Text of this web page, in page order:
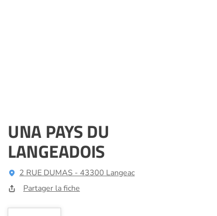
UNA PAYS DU
LANGEADOIS
2 RUE DUMAS - 43300 Langeac
Partager la fiche